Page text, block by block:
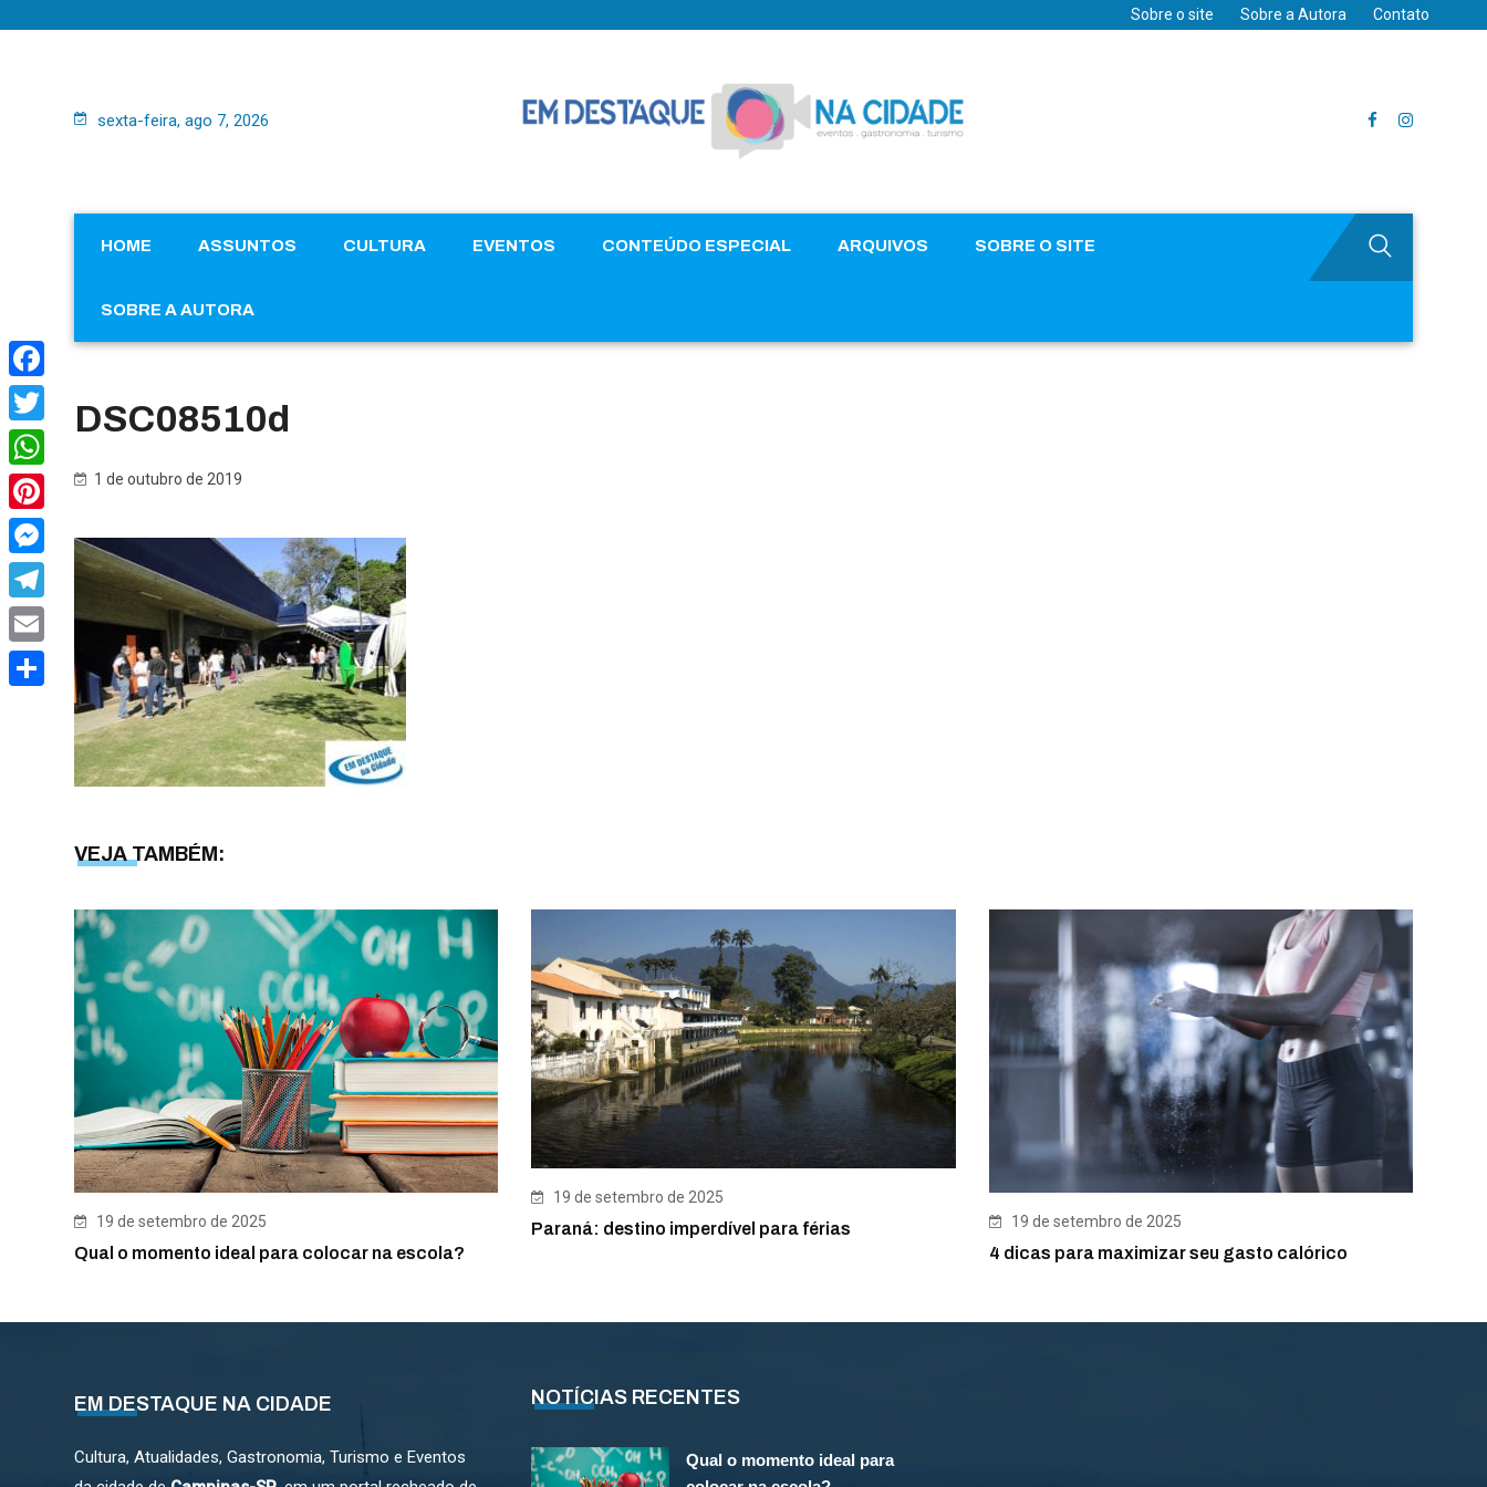
Sobre o site Sobre a Autora Contato
sexta-feira, ago 7, 2026
HOME ASSUNTOS CULTURA EVENTOS CONTEÚDO ESPECIAL ARQUIVOS SOBRE O SITE
SOBRE A AUTORA
DSC08510d
1 de outubro de 2019
VEJA TAMBÉM:
19 de setembro de 2025
Qual o momento ideal para colocar na escola?
19 de setembro de 2025
Paraná: destino imperdível para férias 19 de setembro de 2025
4 dicas para maximizar seu gasto calórico
EM DESTAQUE NA CIDADE
Cultura, Atualidades, Gastronomia, Turismo e Eventos
NOTÍCIAS RECENTES
Qual o momento ideal para
Facebook
Twitter
WhatsApp
Pinterest
Messenger
Telegram
Email